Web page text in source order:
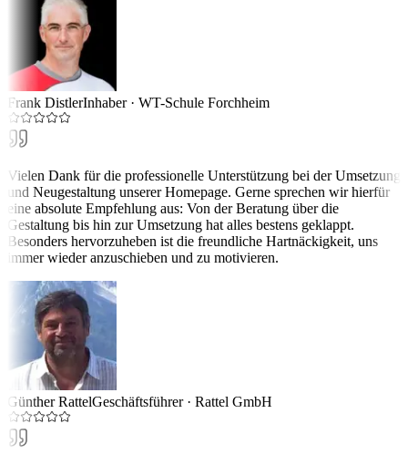
Frank DistlerInhaber· WT-Schule Forchheim
Vielen Dank für die professionelle Unterstützung bei der Umsetzung
und Neugestaltung unserer Homepage. Gerne sprechen wir hierfür
eine absolute Empfehlung aus: Von der Beratung über die
Gestaltung bis hin zur Umsetzung hat alles bestens geklappt.
Besonders hervorzuheben ist die freundliche Hartnäckigkeit, uns
immer wieder anzuschieben und zu motivieren.
Günther RattelGeschäftsführer· Rattel GmbH